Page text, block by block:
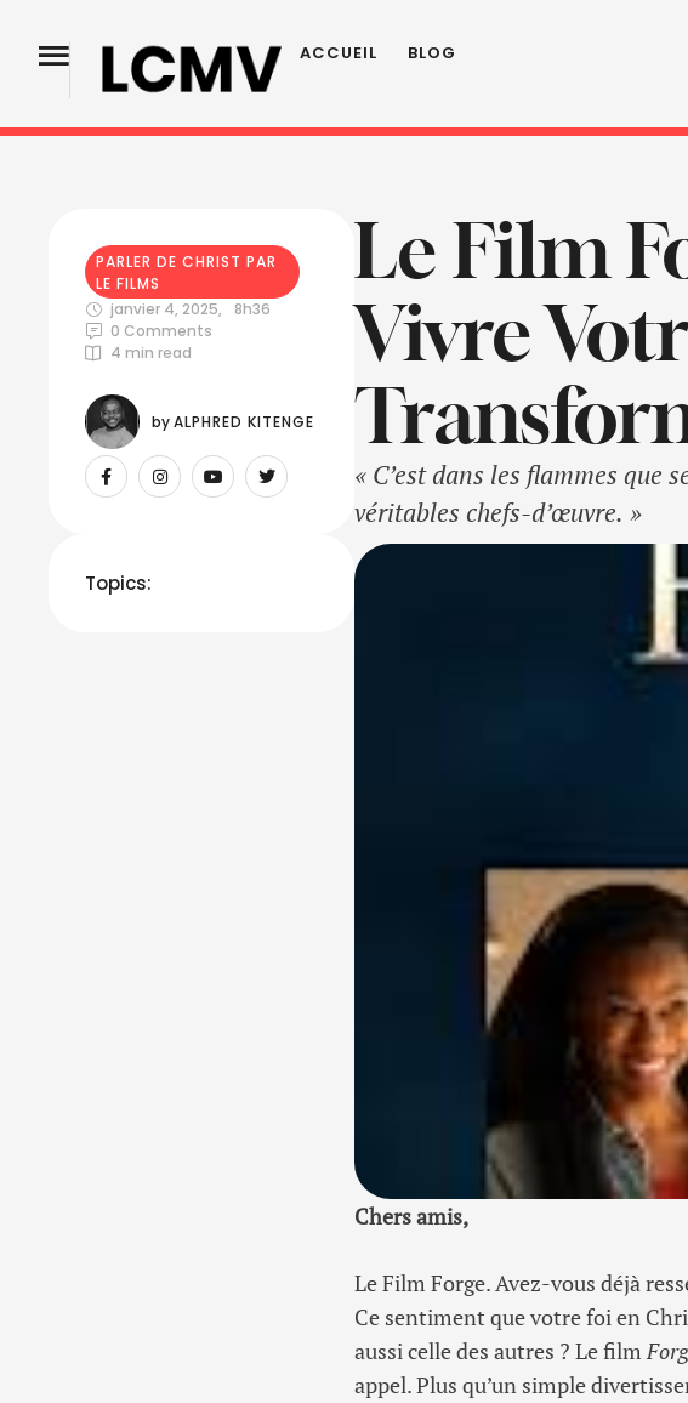
ACCUEIL BLOG
PARLER DE CHRIST PAR
LE FILMS
janvier 4, 2025,
8h36
0 Comments
4 min read
by ALPHRED KITENGE
Topics:
Le Film
Vivre
« C’est dans les flammes que
véritables chefs-d’œuvre. »
Chers amis,
Le Film Forge. Avez-vous déjà
Ce sentiment que votre foi en
aussi celle des autres ? Le film
appel. Plus qu’un simple